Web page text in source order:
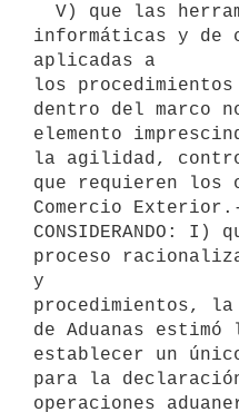
informáticas y de
aplicadas a
los
dentro del marco
elemento
la agilidad,
que requieren los
Comercio
CONSIDERANDO:
proceso
y
procedimientos,
de Aduanas
establecer un
para la
operaciones